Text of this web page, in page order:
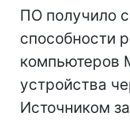
ПО получило
способности
компьютеров
устройства
Источником